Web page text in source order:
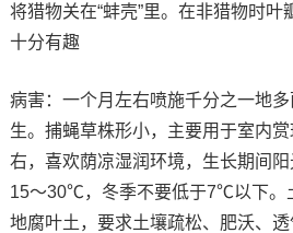
将猎物关在“蚌壳”里。在非猎物时叶
十分有趣
病害：一个月左右喷施千分之一地
生。捕蝇草株形小，主要用于室内
右，喜欢荫凉湿润环境，生长期间
15～30℃，冬季不要低于7℃以下。
地腐叶土，要求土壤疏松、肥沃、透